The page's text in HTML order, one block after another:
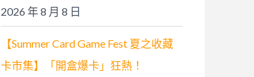
2026 年 8 月 8 日
【Summer Card Game Fest 夏之收藏
卡市集】「開盒爆卡」狂熱！